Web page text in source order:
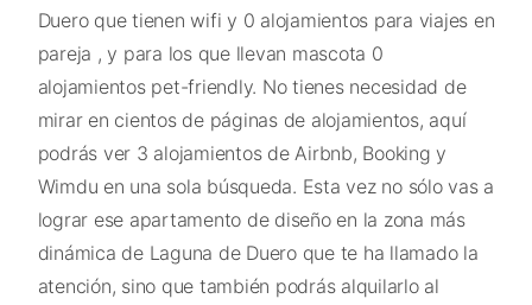
Duero que tienen wifi y 0 alojamientos para viajes en
pareja , y para los que llevan mascota 0
alojamientos pet-friendly. No tienes necesidad de
mirar en cientos de páginas de alojamientos, aquí
podrás ver 3 alojamientos de Airbnb, Booking y
Wimdu en una sola búsqueda. Esta vez no sólo vas a
lograr ese apartamento de diseño en la zona más
dinámica de Laguna de Duero que te ha llamado la
atención, sino que también podrás alquilarlo al